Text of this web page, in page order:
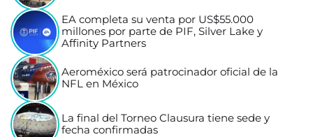
EA completa su venta por US$55.000
millones por parte de PIF, Silver Lake y
Affinity Partners
Aeroméxico será patrocinador oficial de la
NFL en México
La final del Torneo Clausura tiene sede y
fecha confirmadas